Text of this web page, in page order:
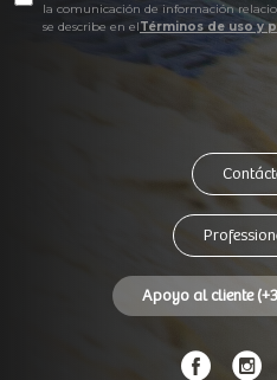
la comunicación de información
se describe en elTérminos de uso y
Apoyo al cliente